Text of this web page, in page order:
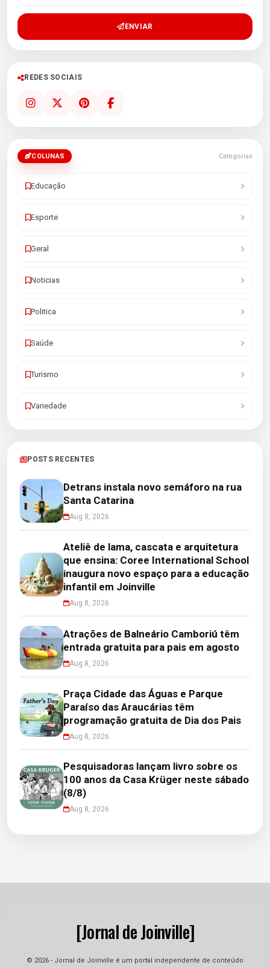
ENVIAR
REDES SOCIAIS
COLUNAS Categorias
Educação
Esporte
Geral
Noticias
Politica
Saúde
Turismo
Variedade
POSTS RECENTES
Detrans instala novo semáforo na rua
Santa Catarina
Aug 8, 2026
Ateliê de lama, cascata e arquitetura
que ensina: Coree International School
inaugura novo espaço para a educação
infantil em Joinville
Aug 8, 2026
Atrações de Balneário Camboriú têm
entrada gratuita para pais em agosto
Aug 8, 2026
Praça Cidade das Águas e Parque
Paraíso das Araucárias têm
programação gratuita de Dia dos Pais
Aug 8, 2026
Pesquisadoras lançam livro sobre os
100 anos da Casa Krüger neste sábado
(8/8)
Aug 8, 2026
[Jornal de Joinville]
© 2026 - Jornal de Joinville é um portal independente de conteúdo